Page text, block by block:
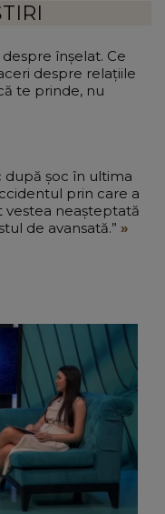
înșelat. Ce
despre relațiile
te prinde, nu
după șoc în ultima
prin care a
vestea neașteptată
de avansată.”